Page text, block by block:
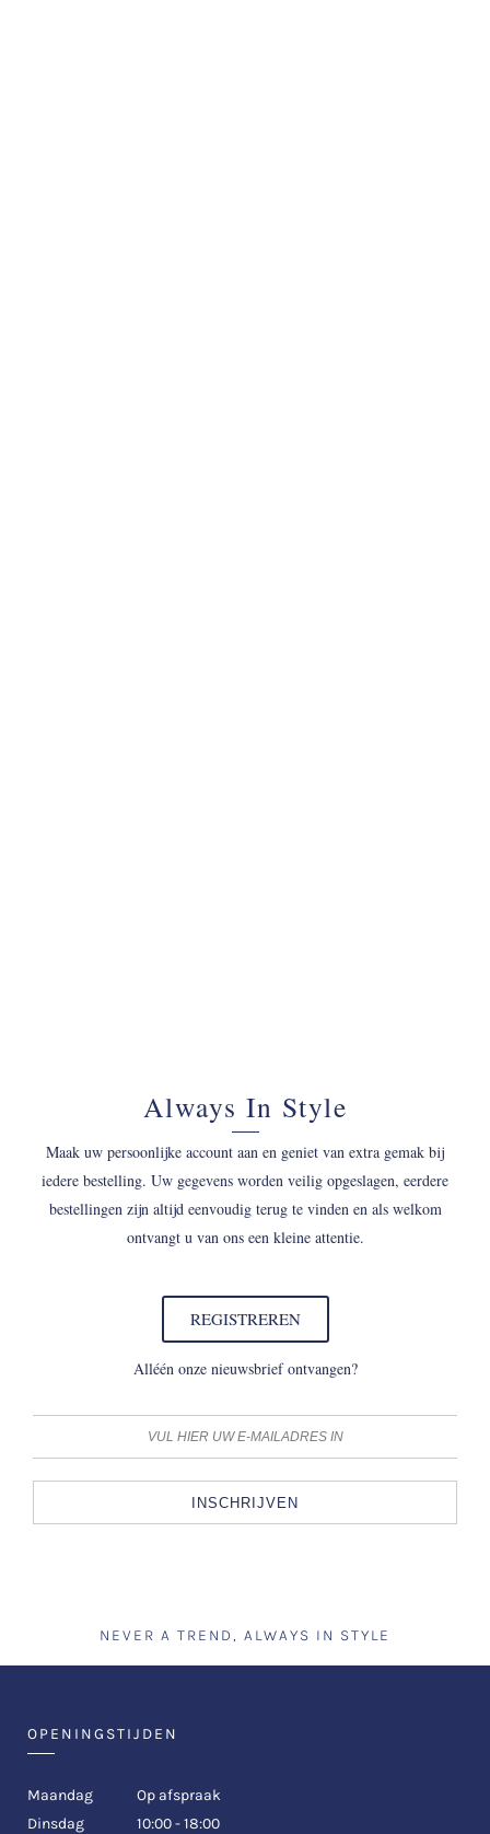
Always In Style
Maak uw persoonlijke account aan en geniet van extra gemak bij
iedere bestelling. Uw gegevens worden veilig opgeslagen, eerdere
bestellingen zijn altijd eenvoudig terug te vinden en als welkom
ontvangt u van ons een kleine attentie.
REGISTREREN
Alléén onze nieuwsbrief ontvangen?
INSCHRIJVEN
NEVER A TREND, ALWAYS IN STYLE
OPENINGSTIJDEN
Maandag
Op afspraak
Dinsdag
10:00 - 18:00